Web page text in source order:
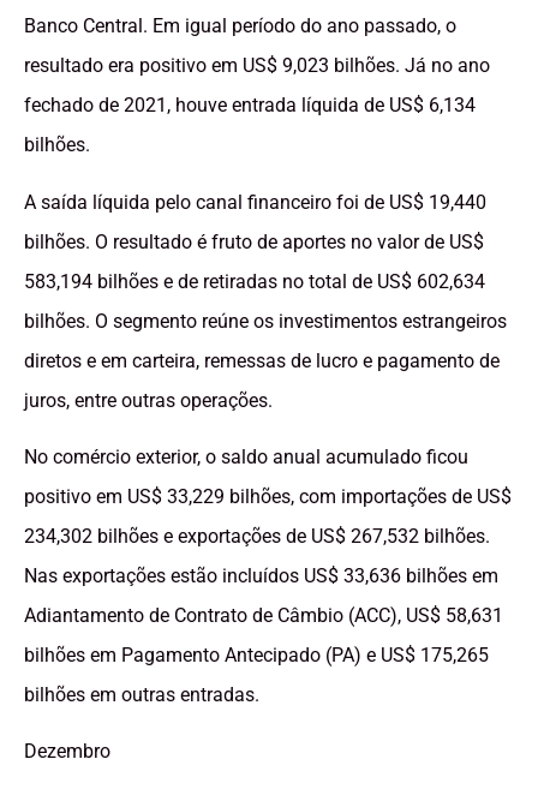
Banco Central. Em igual período do ano passado, o
resultado era positivo em US$ 9,023 bilhões. Já no ano
fechado de 2021, houve entrada líquida de US$ 6,134
bilhões.
A saída líquida pelo canal financeiro foi de US$ 19,440
bilhões. O resultado é fruto de aportes no valor de US$
583,194 bilhões e de retiradas no total de US$ 602,634
bilhões. O segmento reúne os investimentos estrangeiros
diretos e em carteira, remessas de lucro e pagamento de
juros, entre outras operações.
No comércio exterior, o saldo anual acumulado ficou
positivo em US$ 33,229 bilhões, com importações de US$
234,302 bilhões e exportações de US$ 267,532 bilhões.
Nas exportações estão incluídos US$ 33,636 bilhões em
Adiantamento de Contrato de Câmbio (ACC), US$ 58,631
bilhões em Pagamento Antecipado (PA) e US$ 175,265
bilhões em outras entradas.
Dezembro